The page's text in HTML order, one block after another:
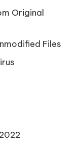
Original
Files